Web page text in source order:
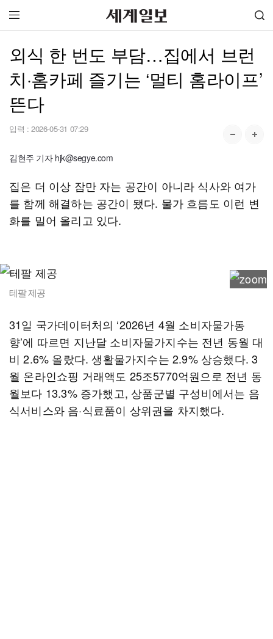
외식 한 번도 부담…집에서 브런
치·홈카페 즐기는 ‘멀티 홈라이프’
뜬다
입력 : 2026-05-31 07:29
김현주 기자 hjk@segye.com
집은 더 이상 잠만 자는 공간이 아니라 식사와 여가
를 함께 해결하는 공간이 됐다. 물가 흐름도 이런 변
화를 밀어 올리고 있다.
테팔 제공
31일 국가데이터처의 ‘2026년 4월 소비자물가동
향’에 따르면 지난달 소비자물가지수는 전년 동월 대
비 2.6% 올랐다. 생활물가지수는 2.9% 상승했다. 3
월 온라인쇼핑 거래액도 25조5770억원으로 전년 동
월보다 13.3% 증가했고, 상품군별 구성비에서는 음
식서비스와 음·식료품이 상위권을 차지했다.